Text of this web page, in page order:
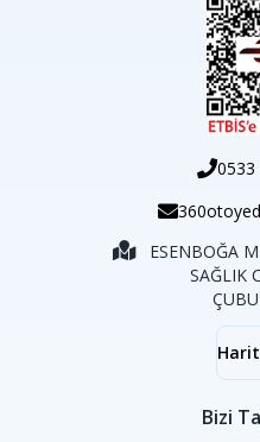
0533
ESENBOĞA
SAĞLIK
Bizi